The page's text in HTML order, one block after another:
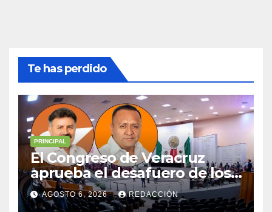
Te has perdido
PRINCIPAL
El Congreso de Veracruz
aprueba el desafuero de los
alcaldes de Ixhuatlán del
Sureste y Úrsulo Galván para
AGOSTO 6, 2026 REDACCIÓN